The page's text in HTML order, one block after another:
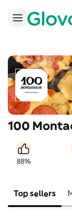
100
88%
Top sellers